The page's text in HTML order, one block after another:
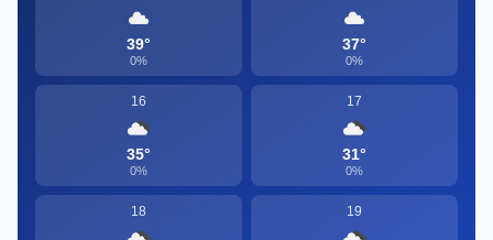
39°
0%
37°
0%
16
35°
0%
17
31°
0%
18 19